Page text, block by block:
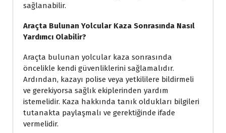
sağlanabilir.
Araçta Bulunan Yolcular Kaza Sonrasında Nasıl
Yardımcı Olabilir?
Araçta bulunan yolcular kaza sonrasında
öncelikle kendi güvenliklerini sağlamalıdır.
Ardından, kazayı polise veya yetkililere bildirmeli
ve gerekiyorsa sağlık ekiplerinden yardım
istemelidir. Kaza hakkında tanık oldukları bilgileri
tutanakta paylaşmalı ve gerektiğinde ifade
vermelidir.